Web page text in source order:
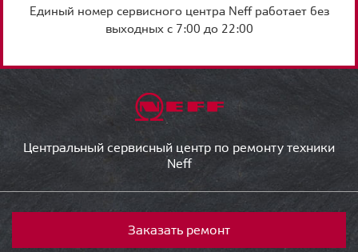
Единый номер сервисного центра Neff работает без
выходных с 7:00 до 22:00
Центральный сервисный центр по ремонту техники
Neff
Заказать ремонт